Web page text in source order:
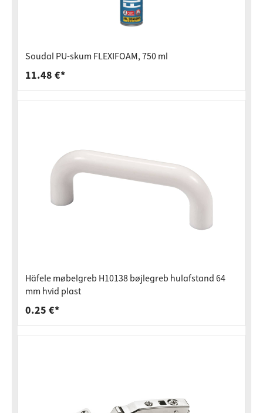
Soudal PU-skum FLEXIFOAM, 750 ml
11.48 €*
Häfele møbelgreb H10138 bøjlegreb hulafstand 64
mm hvid plast
0.25 €*